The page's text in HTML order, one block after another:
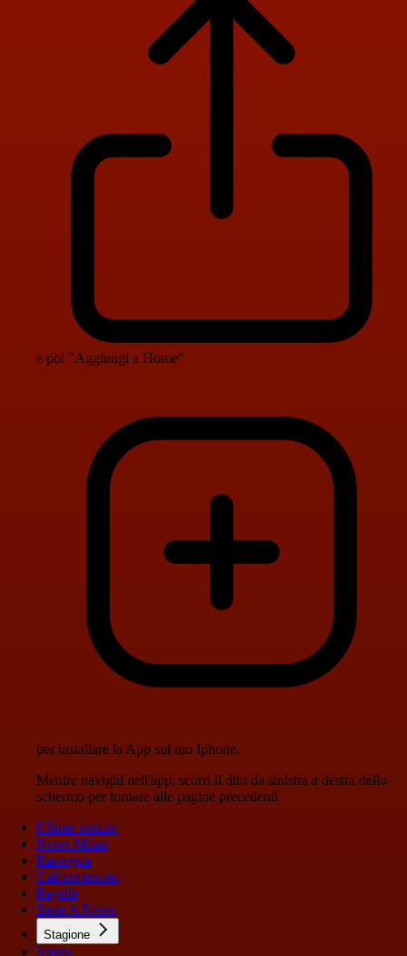
e poi "Aggiungi a Home"
per installare la App sul tuo Iphone.
Mentre navighi nell'app, scorri il dito da sinistra a destra dello
schermo per tornare alle pagine precedenti
Ultime notizie
News Milan
Rassegna
Calciomercato
Pagelle
Serie A News
Stagione
Video